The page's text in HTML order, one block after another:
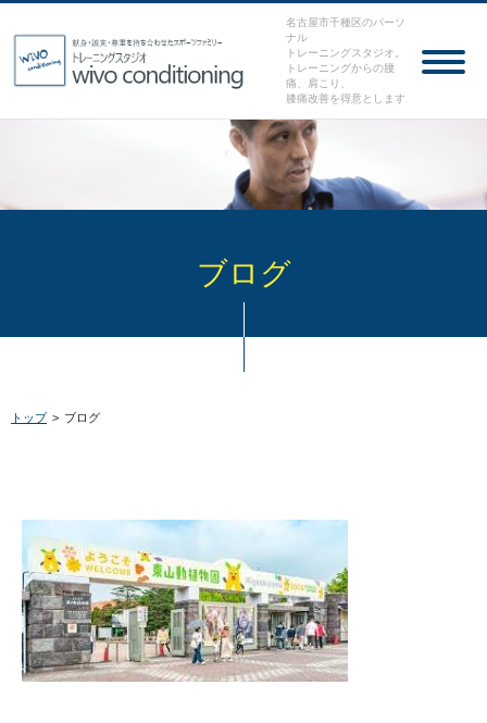
名古屋市千種区のパーソ
ナル
トレーニングスタジオ。
トレーニングからの腰
痛、肩こり、
膝痛改善を得意とします
ブログ
トップ > ブログ